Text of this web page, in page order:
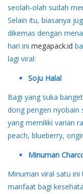
seolah-olah sudah
Selain itu, biasanya
dikemas dengan
hari ini megapack.id
lagi viral:
Soju Halal
Bagi yang suka
dong pengen nyobain
yang memiliki varian
peach, blueberry,
Minuman
Minuman viral satu
manfaat bagi